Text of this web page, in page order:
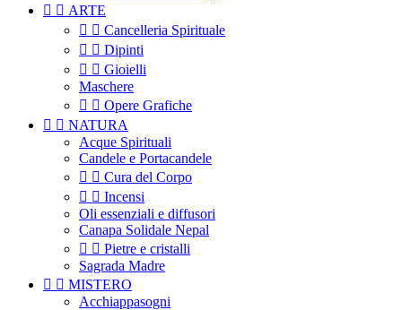
  ARTE
  Cancelleria Spirituale
  Dipinti
  Gioielli
Maschere
  Opere Grafiche
  NATURA
Acque Spirituali
Candele e Portacandele
  Cura del Corpo
  Incensi
Oli essenziali e diffusori
Canapa Solidale Nepal
  Pietre e cristalli
Sagrada Madre
  MISTERO
Acchiappasogni